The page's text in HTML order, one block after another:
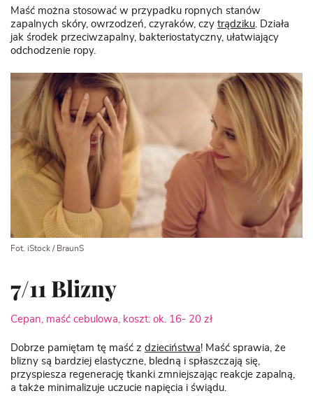
Fot. iStock / BraunS
Maść można stosować w przypadku ropnych stanów
zapalnych skóry, owrzodzeń, czyraków, czy trądziku . Działa
jak środek przeciwzapalny, bakteriostatyczny, ułatwiający
odchodzenie ropy.
7/11 Blizny
Cepan, maść cebulowa, koszt: ok. 16- 20 zł
Dobrze pamiętam tę maść z dzieciństwa! Maść sprawia, że
blizny są bardziej elastyczne, bledną i spłaszczają się,
przyspiesza regenerację tkanki zmniejszając reakcje zapalną,
a także minimalizuje uczucie napięcia i świądu.